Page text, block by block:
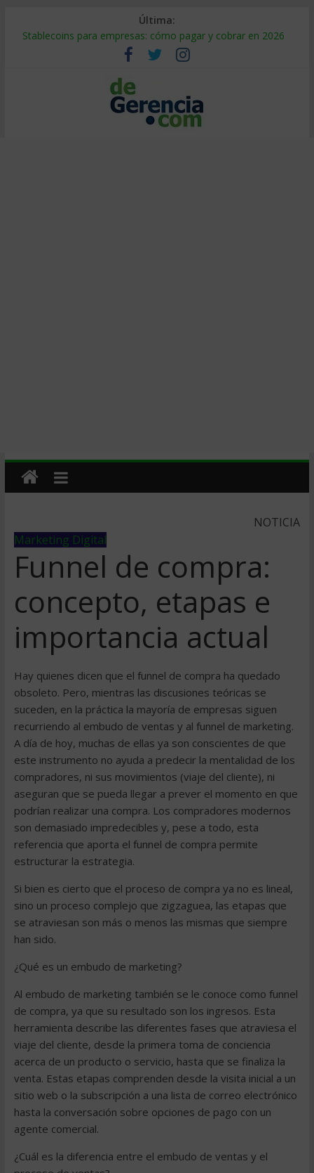
Última:
Stablecoins para empresas: cómo pagar y cobrar en 2026
Despido silencioso: qué es y por qué sale tan caro
IA en selección de personal: cómo auditarla a tiempo
Trabajo forzoso en la cadena de suministro: qué hacer
Mercado hispano de EE. UU.: cómo segmentarlo y venderle
NOTICIA
Marketing Digital
Funnel de compra:
concepto, etapas e
importancia actual
Hay quienes dicen que el funnel de compra ha quedado
obsoleto. Pero, mientras las discusiones teóricas se
suceden, en la práctica la mayoría de empresas siguen
recurriendo al embudo de ventas y al funnel de marketing.
A día de hoy, muchas de ellas ya son conscientes de que
este instrumento no ayuda a predecir la mentalidad de los
compradores, ni sus movimientos (viaje del cliente), ni
aseguran que se pueda llegar a prever el momento en que
podrían realizar una compra. Los compradores modernos
son demasiado impredecibles y, pese a todo, esta
referencia que aporta el funnel de compra permite
estructurar la estrategia.
Si bien es cierto que el proceso de compra ya no es lineal,
sino un proceso complejo que zigzaguea, las etapas que
se atraviesan son más o menos las mismas que siempre
han sido.
¿Qué es un embudo de marketing?
Al embudo de marketing también se le conoce como funnel
de compra, ya que su resultado son los ingresos. Esta
herramienta describe las diferentes fases que atraviesa el
viaje del cliente, desde la primera toma de conciencia
acerca de un producto o servicio, hasta que se finaliza la
venta. Estas etapas comprenden desde la visita inicial a un
sitio web o la subscripción a una lista de correo electrónico
hasta la conversación sobre opciones de pago con un
agente comercial.
¿Cuál es la diferencia entre el embudo de ventas y el